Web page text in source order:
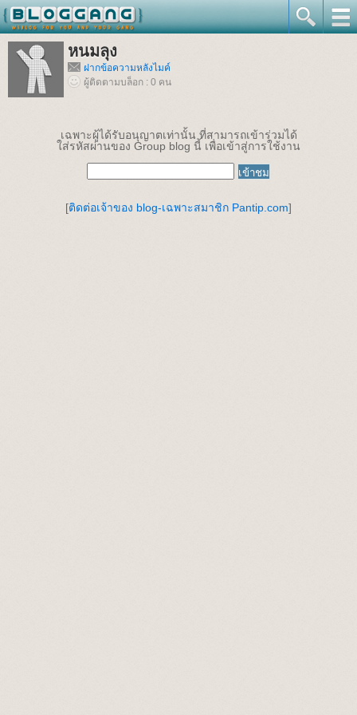
หนมลุง
ฝากข้อความหลังไมค์
ผู้ติดตามบล็อก : 0 คน
เฉพาะผู้ได้รับอนุญาตเท่านั้น ที่สามารถเข้าร่วมได้
ใส่รหัสผ่านของ Group blog นี้ เพื่อเข้าสู่การใช้งาน
[ติดต่อเจ้าของ blog-เฉพาะสมาชิก Pantip.com]